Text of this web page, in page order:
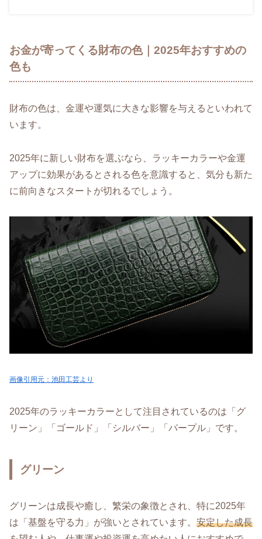
お金が寄ってくる財布の色｜2025年おすすめの
色も
財布の色は、金運や運気に大きな影響を与えるといわれて
います。
2025年に新しい財布を選ぶなら、ラッキーカラーや金運
アップに効果があるとされる色を意識すると、気分も新た
に前向きなスタートが切れるでしょう。
画像引用元：池田工芸より
2025年のラッキーカラーとして注目されているのは「グ
リーン」「ゴールド」「シルバー」「パープル」です。
グリーン
グリーンは成長や癒し、繁栄の象徴とされ、特に2025年
は「基盤を守る力」が強いとされています。 安定した成長